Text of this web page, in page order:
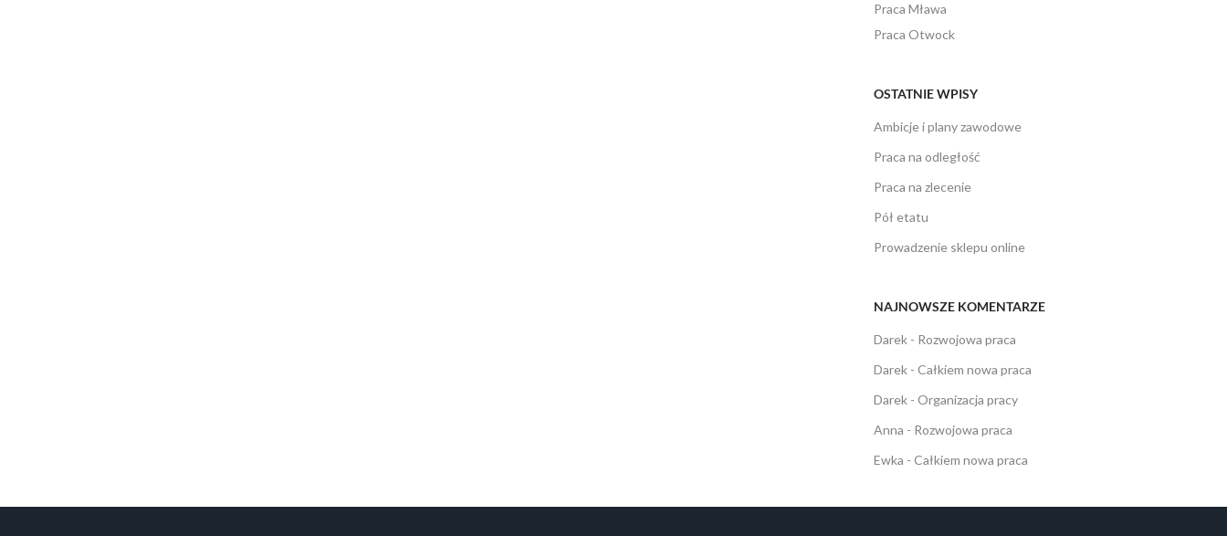
Praca Mława
Praca Otwock
OSTATNIE WPISY
Ambicje i plany zawodowe
Praca na odległość
Praca na zlecenie
Pół etatu
Prowadzenie sklepu online
NAJNOWSZE KOMENTARZE
Darek - Rozwojowa praca
Darek - Całkiem nowa praca
Darek - Organizacja pracy
Anna - Rozwojowa praca
Ewka - Całkiem nowa praca